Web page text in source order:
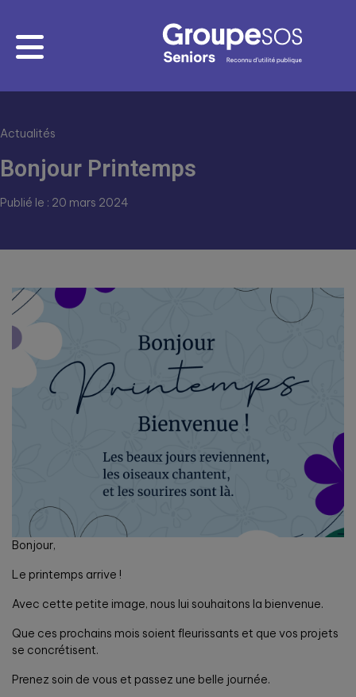
Actualités
Bonjour Printemps
Publié le : 20 mars 2024
Bonjour,
Le printemps arrive !
Avec cette petite image, nous lui souhaitons la bienvenue.
Que ces prochains mois soient fleurissants et que vos projets
se concrétisent.
Prenez soin de vous et passez une belle journée.